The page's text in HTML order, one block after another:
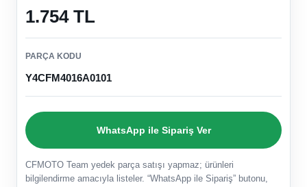
1.754 TL
PARÇA KODU
Y4CFM4016A0101
WhatsApp ile Sipariş Ver
CFMOTO Team yedek parça satışı yapmaz; ürünleri
bilgilendirme amacıyla listeler. “WhatsApp ile Sipariş” butonu,